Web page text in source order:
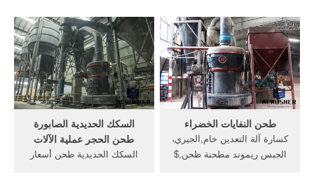
الولايات المتحدة الأمريكية
مطحنة في المملكة المتحدة
ريموند مطحنة السعر, مطاحن
الكرة آلات طحن الولايات
المتحدة, ريموند عاء المطاحن
1 الكاولين الموردين المعدات.
وسائل الاتصال الفورية.
السكك الحديدية الصابورة
طحن الحجر عملية الآلات
السكك الحديدية طحن أسعار
طحن النفايات الخضراء
كسارة آلة التعدين خام,الجيري،
الجبس ريموند مطحنة طحن,$